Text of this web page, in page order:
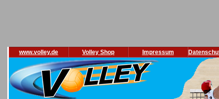
www.volley.de Volley Shop Impressum